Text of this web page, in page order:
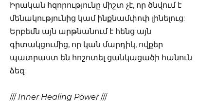
Իրական հզորությունը միշտ չէ, որ ծնվում է
մենակությունից կամ ինքնամփոփ լինելուց:
Երբեմն այն արթնանում է հենց այն
գիտակցումից, որ կան մարդիկ, ովքեր
պատրաստ են հոշոտել ցանկացածի հանուն
ձեզ:
/// Inner Healing Power///